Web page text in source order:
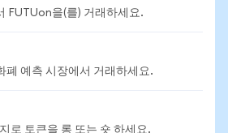
FUTUon을(를) 거래하세요.
폐 예측 시장에서 거래하세요.
로 토큰을 롱 또는 숏 하세요.